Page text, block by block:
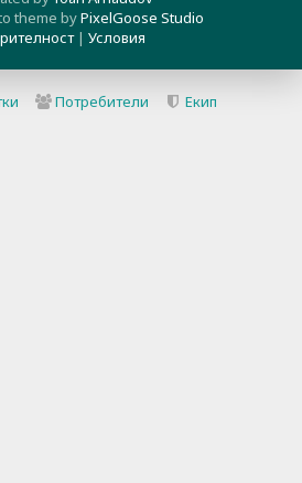
theme byPixelGoose Studio
| Условия
Потребители Екип